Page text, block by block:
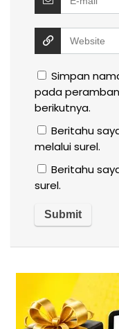
Simpan
pada
berikutnya.
Beritahu
melalui surel.
Beritahu
surel.